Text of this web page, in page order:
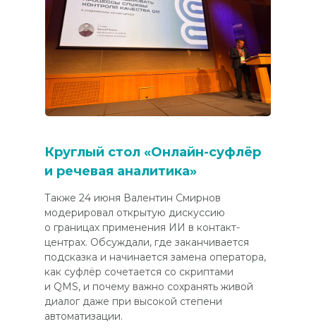
Круглый стол «Онлайн-суфлёр
и речевая аналитика»
Также 24 июня Валентин Смирнов
модерировал открытую дискуссию
о границах применения ИИ в контакт-
центрах. Обсуждали, где заканчивается
подсказка и начинается замена оператора,
как суфлёр сочетается со скриптами
и QMS, и почему важно сохранять живой
диалог даже при высокой степени
автоматизации.